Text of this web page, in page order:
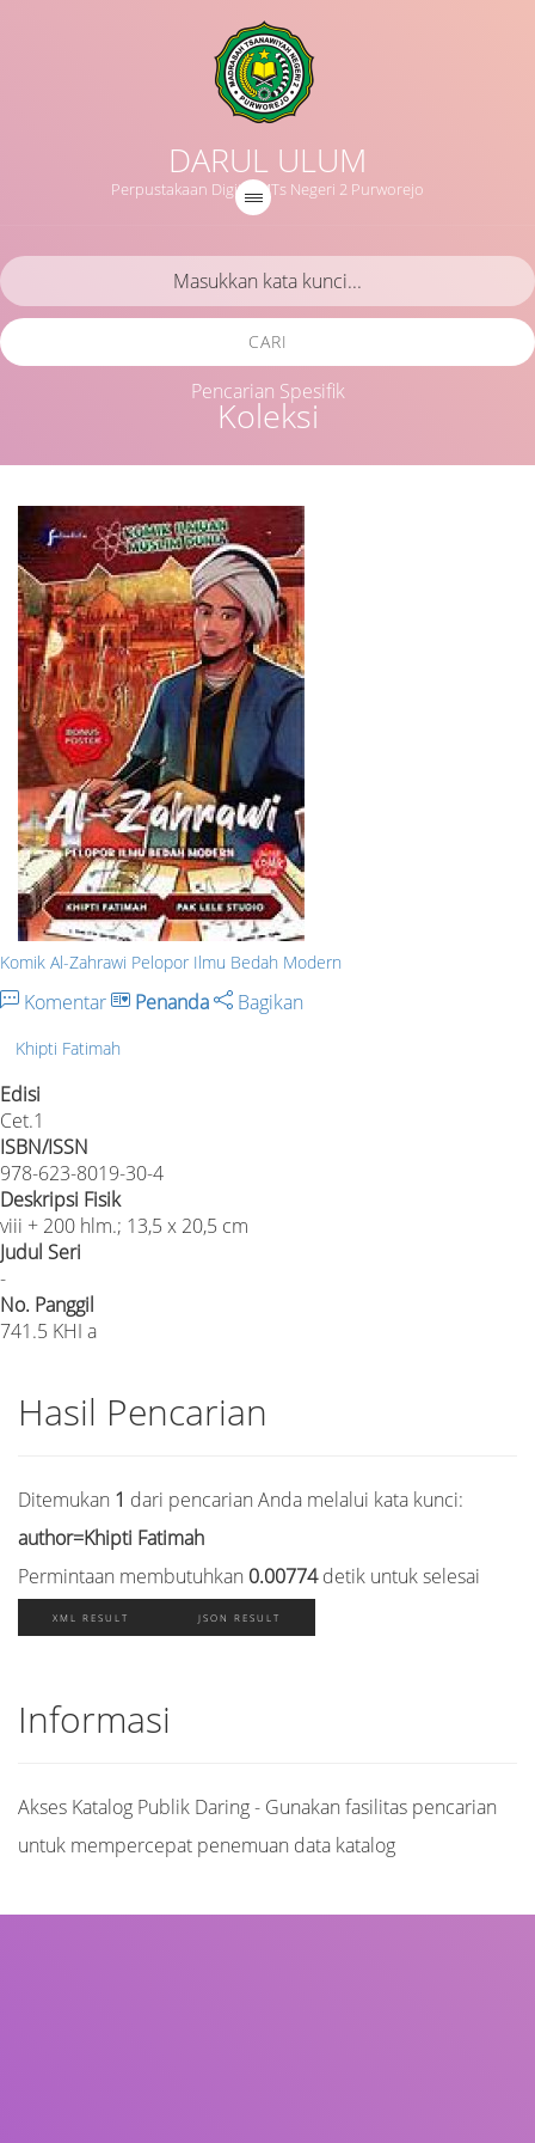
DARUL ULUM
Perpustakaan Digital MTs Negeri 2 Purworejo
Koleksi
CARI
Pencarian Spesifik
Komik Al-Zahrawi Pelopor Ilmu Bedah Modern
Komentar Penanda Bagikan
Khipti Fatimah
Edisi
Cet.1
ISBN/ISSN
978-623-8019-30-4
Deskripsi Fisik
viii + 200 hlm.; 13,5 x 20,5 cm
Judul Seri
-
No. Panggil
741.5 KHI a
Hasil Pencarian
Ditemukan 1 dari pencarian Anda melalui kata kunci:
author=Khipti Fatimah
Permintaan membutuhkan 0.00774detik untuk selesai
XML RESULT JSON RESULT
Informasi
Akses Katalog Publik Daring - Gunakan fasilitas pencarian
untuk mempercepat penemuan data katalog